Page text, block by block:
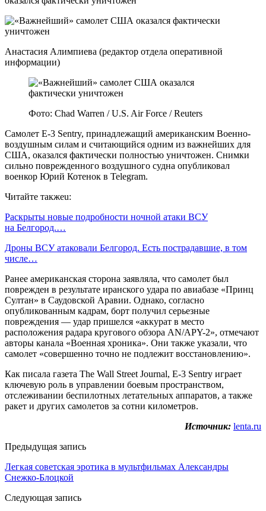
Анастасия Алимпиева (редактор отдела оперативной
информации)
Фото: Chad Warren / U.S. Air Force / Reuters
Самолет E-3 Sentry, принадлежащий американским Военно-
воздушным силам и считающийся одним из важнейших для
США, оказался фактически полностью уничтожен. Снимки
сильно поврежденного воздушного судна опубликовал
военкор Юрий Котенок в Telegram.
Читайте такжеu:
Раскрыты новые подробности ночной атаки ВСУ
на Белгород.…
Дроны ВСУ атаковали Белгород. Есть пострадавшие, в том
числе…
Ранее американская сторона заявляла, что самолет был
поврежден в результате иранского удара по авиабазе «Принц
Султан» в Саудовской Аравии. Однако, согласно
опубликованным кадрам, борт получил серьезные
повреждения — удар пришелся «аккурат в место
расположения радара кругового обзора AN/APY-2», отмечают
авторы канала «Военная хроника». Они также указали, что
самолет «совершенно точно не подлежит восстановлению».
Как писала газета The Wall Street Journal, E-3 Sentry играет
ключевую роль в управлении боевым пространством,
отслеживании беспилотных летательных аппаратов, а также
ракет и других самолетов за сотни километров.
Источник: lenta.ru
Предыдущая запись
Легкая советская эротика в мультфильмах Александры
Снежко-Блоцкой
Следующая запись